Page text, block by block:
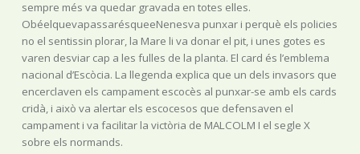
sempre més va quedar gravada en totes elles.
ObéelquevapassarésqueeNenesva punxar i perquè els policies
no el sentissin plorar, la Mare li va donar el pit, i unes gotes es
varen desviar cap a les fulles de la planta. El card és l’emblema
nacional d’Escòcia. La llegenda explica que un dels invasors que
encerclaven els campament escocès al punxar-se amb els cards
cridà, i això va alertar els escocesos que defensaven el
campament i va facilitar la victòria de MALCOLM I el segle X
sobre els normands.